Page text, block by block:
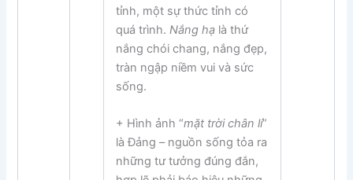
tỉnh, một sự thức tỉnh có
quá trình.Nắng hạ là thứ
nắng chói chang, nắng đẹp,
tràn ngập niềm vui và sức
sống.
+ Hình ảnh “mặt trời chân lí”
là Đảng – nguồn sống tỏa ra
những tư tưởng đúng đắn,